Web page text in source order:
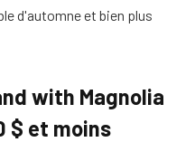
d'automne et bien plus
with Magnolia
$ et moins